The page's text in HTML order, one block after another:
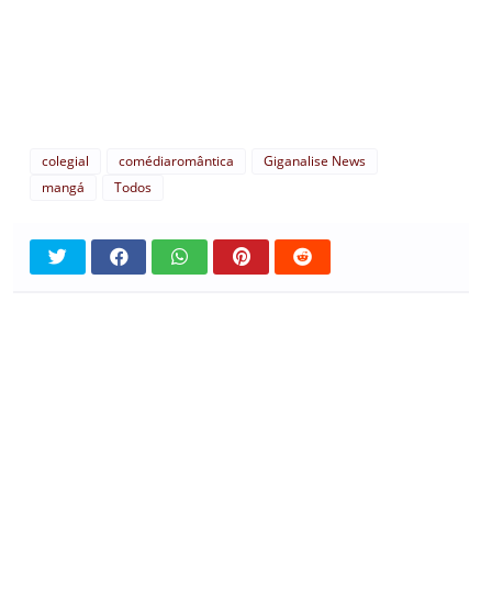
colegial comédiaromântica
Giganalise News
mangá
Todos